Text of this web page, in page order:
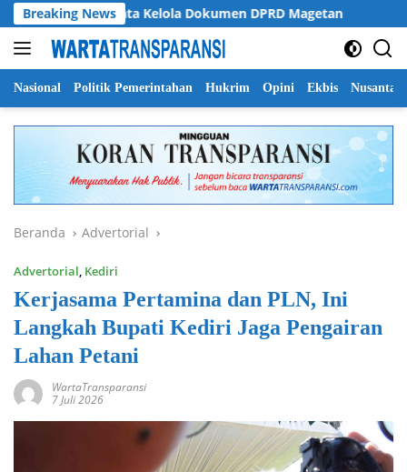
Langsung
ke
konten
Breaking News
Soroti Tata Kelola Dokumen DPRD Magetan
Nasional Politik Pemerintahan Hukrim Opini Ekbis Nusantara
Beranda Advertorial
Advertorial, Kediri
Kerjasama Pertamina dan PLN, Ini
Langkah Bupati Kediri Jaga Pengairan
Lahan Petani
WartaTransparansi
7 Juli 2026